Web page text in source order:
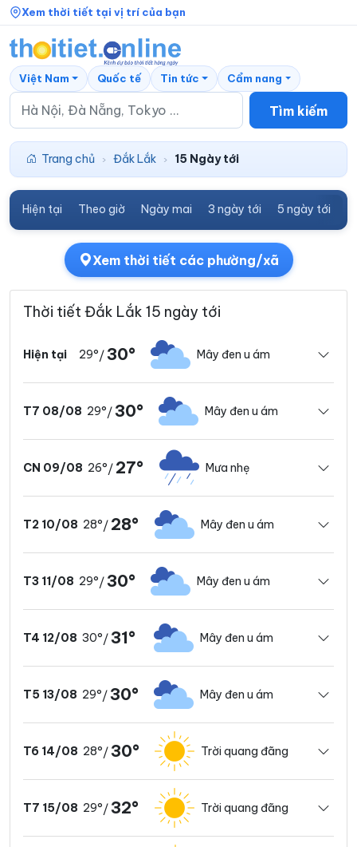
Xem thời tiết tại vị trí của bạn
Tìm kiếm
Việt Nam Quốc tế Tin tức Cẩm nang
Trang chủ › Đắk Lắk › 15 Ngày tới
Hiện tại Theo giờ Ngày mai 3 ngày tới 5 ngày tới
Xem thời tiết các phường/xã
Thời tiết Đắk Lắk 15 ngày tới
Hiện tại 29°/ 30° Mây đen u ám
T7 08/08 29°/ 30° Mây đen u ám
CN 09/08 26°/ 27° Mưa nhẹ
T2 10/08 28°/ 28° Mây đen u ám
T3 11/08 29°/ 30° Mây đen u ám
T4 12/08 30°/ 31° Mây đen u ám
T5 13/08 29°/ 30° Mây đen u ám
T6 14/08 28°/ 30° Trời quang đãng
T7 15/08 29°/ 32° Trời quang đãng